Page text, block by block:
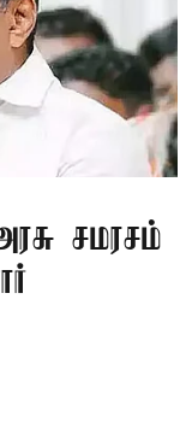
சமரசம்